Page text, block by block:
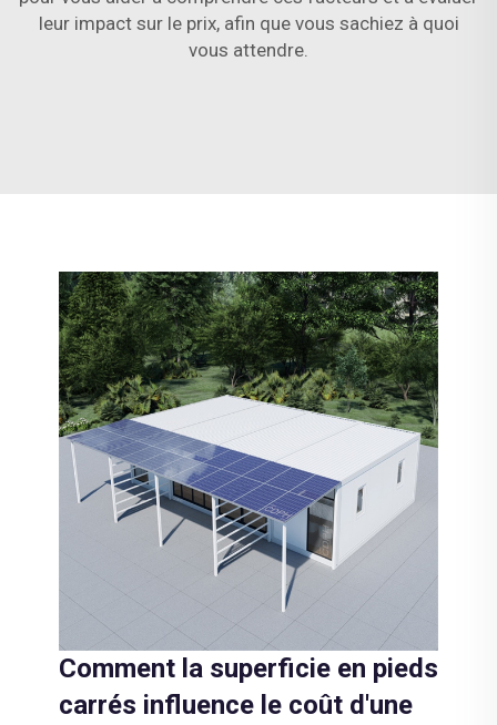
leur impact sur le prix, afin que vous sachiez à quoi
vous attendre.
Comment la superficie en pieds
carrés influence le coût d'une